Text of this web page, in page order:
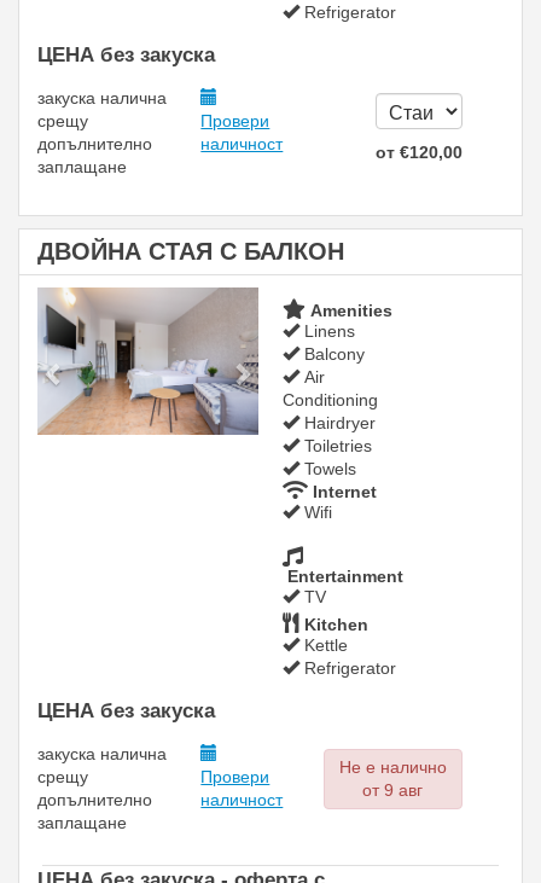
Refrigerator
ЦЕНА без закуска
закуска налична
срещу
допълнително
заплащане
Провери
наличност
от€120,00
ДВОЙНА СТАЯ С БАЛКОН
Previous
Next
Amenities
Linens
Balcony
Air
Conditioning
Hairdryer
Toiletries
Towels
Internet
Wifi
Entertainment
TV
Kitchen
Kettle
Refrigerator
ЦЕНА без закуска
закуска налична
срещу
допълнително
заплащане
Провери
наличност
Не е налично
от 9 авг